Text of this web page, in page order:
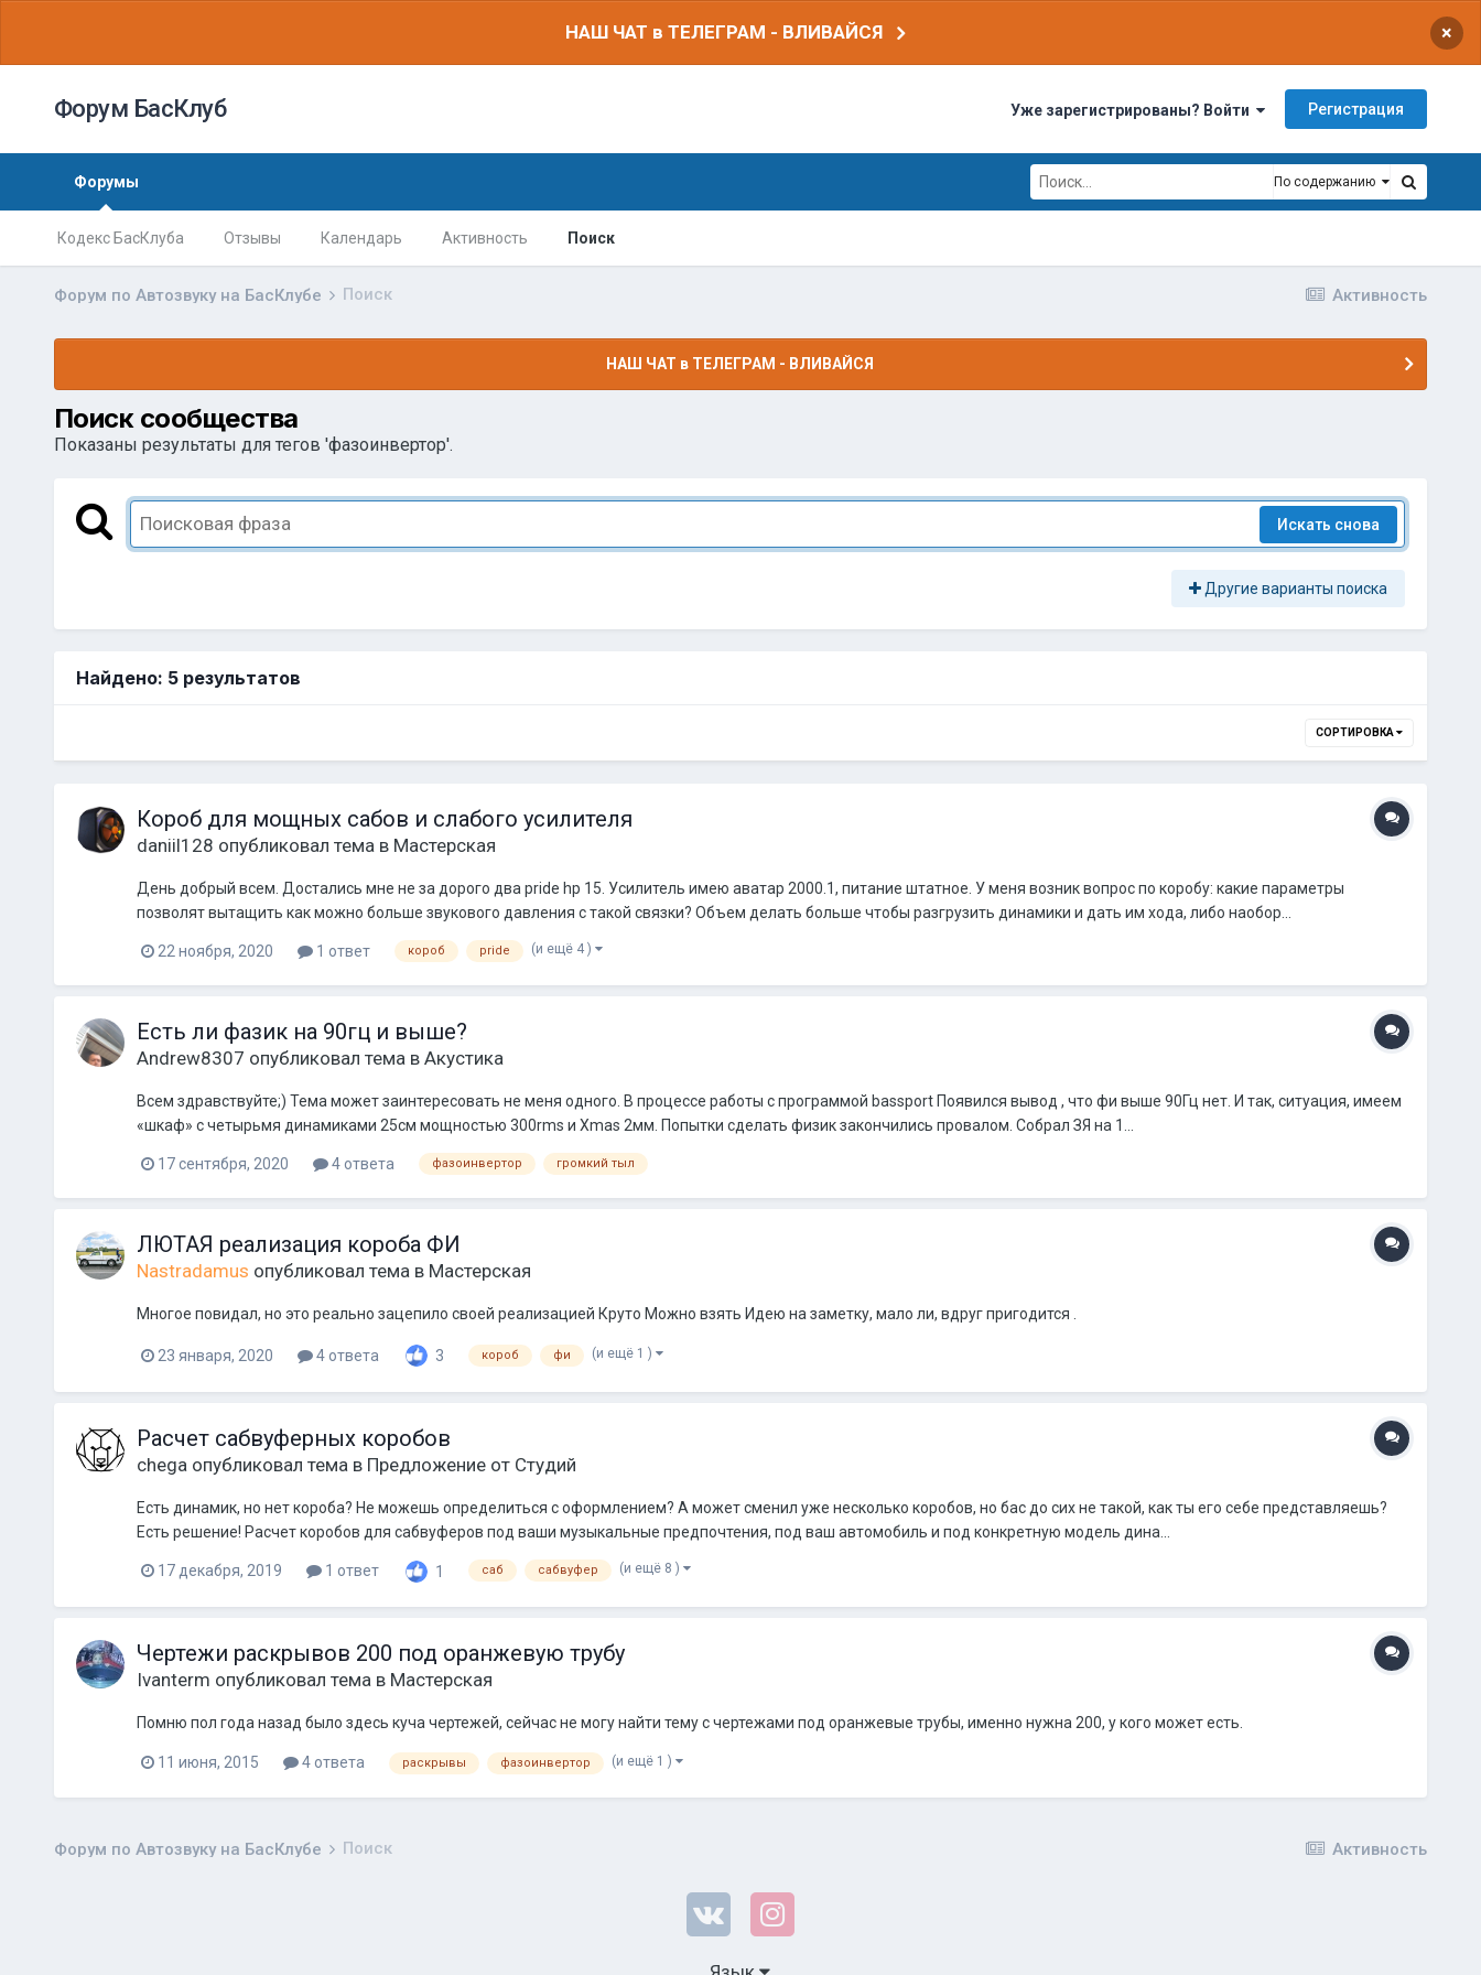
НАШ ЧАТ в ТЕЛЕГРАМ - ВЛИВАЙСЯ ×
Форум БасКлуб Уже зарегистрированы? Войти Регистрация
Форумы
Кодекс БасКлуба Отзывы Календарь Активность Поиск
По содержанию
Активность
Форум по Автозвуку на БасКлубе Поиск
НАШ ЧАТ в ТЕЛЕГРАМ - ВЛИВАЙСЯ
Поиск сообщества
Показаны результаты для тегов 'фазоинвертор'.
Искать снова
Другие варианты поиска
Найдено: 5 результатов
СОРТИРОВКА
Короб для мощных сабов и слабого усилителя
daniil128 опубликовал тема в Мастерская
День добрый всем. Достались мне не за дорого два pride hp 15. Усилитель имею аватар 2000.1, питание штатное. У меня возник вопрос по коробу: какие параметры
позволят вытащить как можно больше звукового давления с такой связки? Объем делать больше чтобы разгрузить динамики и дать им хода, либо наобор...
22 ноября, 2020 1 ответ короб pride (и ещё 4 )
Есть ли фазик на 90гц и выше?
Andrew8307 опубликовал тема в Акустика
Всем здравствуйте;) Тема может заинтересовать не меня одного. В процессе работы с программой bassport Появился вывод , что фи выше 90Гц нет. И так, ситуация, имеем
«шкаф» с четырьмя динамиками 25см мощностью 300rms и Xmas 2мм. Попытки сделать физик закончились провалом. Собрал ЗЯ на 1...
17 сентября, 2020 4 ответа фазоинвертор громкий тыл
ЛЮТАЯ реализация короба ФИ
Nastradamus опубликовал тема в Мастерская
Многое повидал, но это реально зацепило своей реализацией Круто Можно взять Идею на заметку, мало ли, вдруг пригодится .
23 января, 2020 4 ответа 3 короб фи (и ещё 1 )
Расчет сабвуферных коробов
chega опубликовал тема в Предложение от Студий
Есть динамик, но нет короба? Не можешь определиться с оформлением? А может сменил уже несколько коробов, но бас до сих не такой, как ты его себе представляешь?
Есть решение! Расчет коробов для сабвуферов под ваши музыкальные предпочтения, под ваш автомобиль и под конкретную модель дина...
17 декабря, 2019 1 ответ 1 саб сабвуфер (и ещё 8 )
Чертежи раскрывов 200 под оранжевую трубу
Ivanterm опубликовал тема в Мастерская
Помню пол года назад было здесь куча чертежей, сейчас не могу найти тему с чертежами под оранжевые трубы, именно нужна 200, у кого может есть.
11 июня, 2015 4 ответа раскрывы фазоинвертор (и ещё 1 )
Активность
Форум по Автозвуку на БасКлубе Поиск